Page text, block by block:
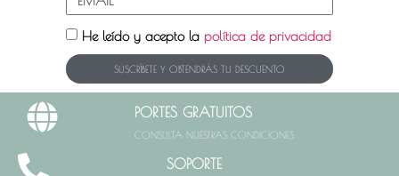
He leído y acepto la política de privacidad
SUSCRÍBETE Y OBTENDRÁS TU DESCUENTO
PORTES GRATUITOS
CONSULTA NUESTRAS CONDICIONES
SOPORTE